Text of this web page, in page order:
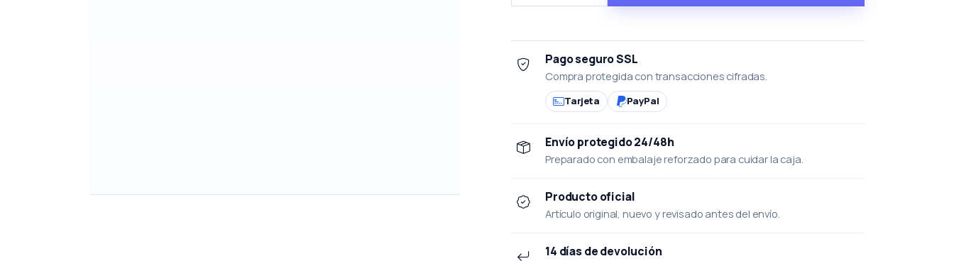
Pago seguro SSL
Compra protegida con transacciones cifradas.
Tarjeta PayPal
Envío protegido 24/48h
Preparado con embalaje reforzado para cuidar la caja.
Producto oficial
Artículo original, nuevo y revisado antes del envío.
14 días de devolución